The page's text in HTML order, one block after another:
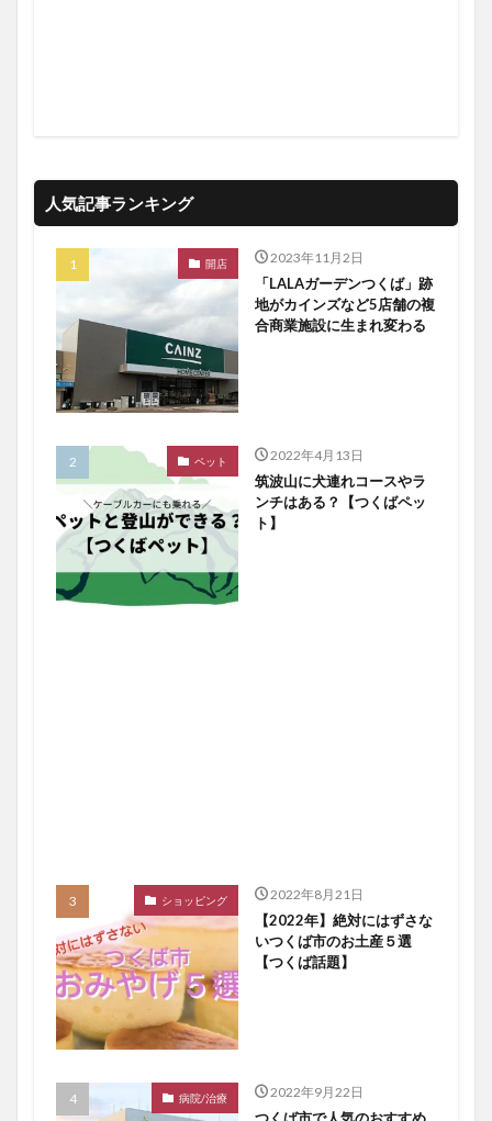
人気記事ランキング
開店 2023年11月2日
「LALAガーデンつくば」跡
地がカインズなど5店舗の複
合商業施設に生まれ変わる
ペット 2022年4月13日
筑波山に犬連れコースやラ
ンチはある？【つくばペッ
ト】
ショッピング 2022年8月21日
【2022年】絶対にはずさな
いつくば市のお土産５選
【つくば話題】
病院/治療 2022年9月22日